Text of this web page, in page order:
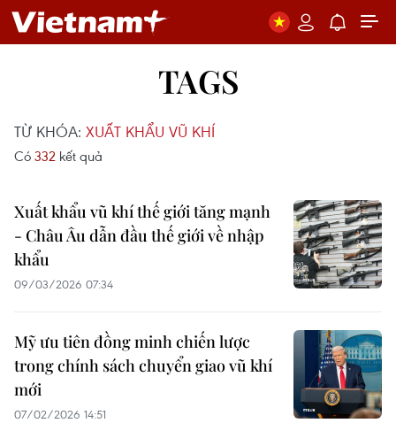
TAGS
TỪ KHÓA: XUẤT KHẨU VŨ KHÍ
Có 332 kết quả
Xuất khẩu vũ khí thế giới tăng mạnh
- Châu Âu dẫn đầu thế giới về nhập
khẩu
09/03/2026 07:34
Mỹ ưu tiên đồng minh chiến lược
trong chính sách chuyển giao vũ khí
mới
07/02/2026 14:51